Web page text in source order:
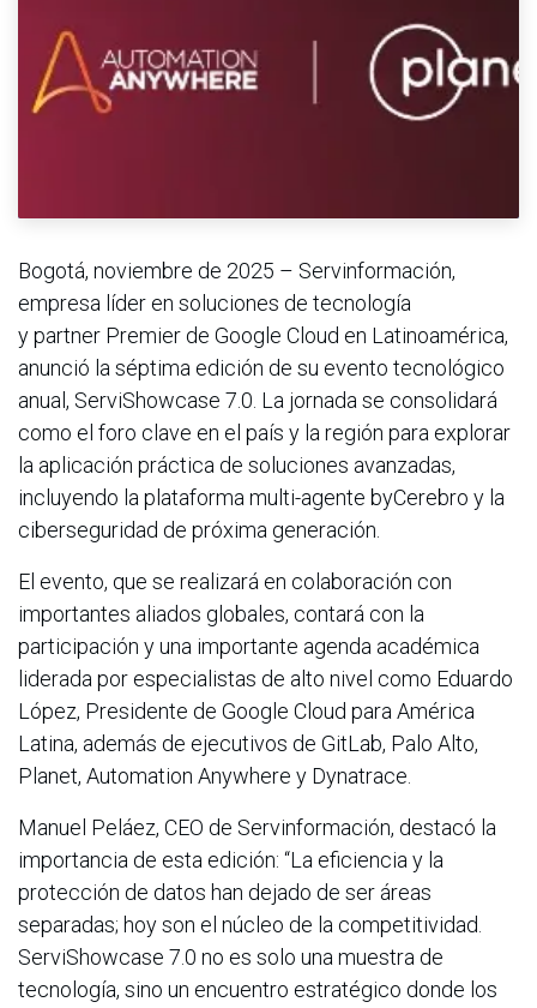
Bogotá, noviembre de 2025 – Servinformación,
empresa líder en soluciones de tecnología
y partner Premier de Google Cloud en Latinoamérica,
anunció la séptima edición de su evento tecnológico
anual, ServiShowcase 7.0. La jornada se consolidará
como el foro clave en el país y la región para explorar
la aplicación práctica de soluciones avanzadas,
incluyendo la plataforma multi-agente byCerebro y la
ciberseguridad de próxima generación.
El evento, que se realizará en colaboración con
importantes aliados globales, contará con la
participación y una importante agenda académica
liderada por especialistas de alto nivel como Eduardo
López, Presidente de Google Cloud para América
Latina, además de ejecutivos de GitLab, Palo Alto,
Planet, Automation Anywhere y Dynatrace.
Manuel Peláez, CEO de Servinformación, destacó la
importancia de esta edición: “La eficiencia y la
protección de datos han dejado de ser áreas
separadas; hoy son el núcleo de la competitividad.
ServiShowcase 7.0 no es solo una muestra de
tecnología, sino un encuentro estratégico donde los